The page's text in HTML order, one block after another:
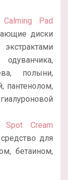
Pad
диски
полыни,
пантенолом,
Cream
для
бетаином,